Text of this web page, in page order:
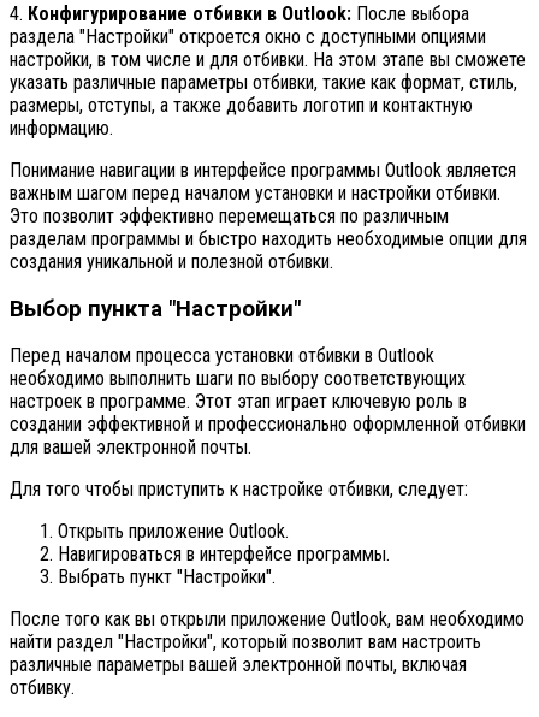
4. Конфигурирование отбивки в Outlook: После выбора
раздела "Настройки" откроется окно с доступными опциями
настройки, в том числе и для отбивки. На этом этапе вы сможете
указать различные параметры отбивки, такие как формат, стиль,
размеры, отступы, а также добавить логотип и контактную
информацию.
Понимание навигации в интерфейсе программы Outlook является
важным шагом перед началом установки и настройки отбивки.
Это позволит эффективно перемещаться по различным
разделам программы и быстро находить необходимые опции для
создания уникальной и полезной отбивки.
Выбор пункта "Настройки"
Перед началом процесса установки отбивки в Outlook
необходимо выполнить шаги по выбору соответствующих
настроек в программе. Этот этап играет ключевую роль в
создании эффективной и профессионально оформленной отбивки
для вашей электронной почты.
Для того чтобы приступить к настройке отбивки, следует:
Открыть приложение Outlook.
Навигироваться в интерфейсе программы.
Выбрать пункт "Настройки".
После того как вы открыли приложение Outlook, вам необходимо
найти раздел "Настройки", который позволит вам настроить
различные параметры вашей электронной почты, включая
отбивку.